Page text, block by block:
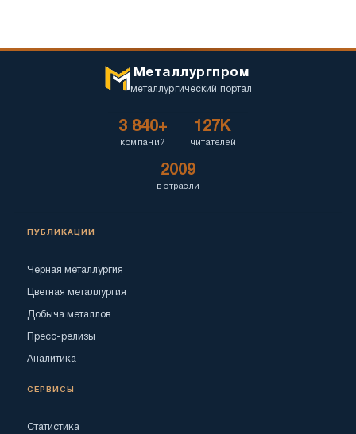
Металлургпром
металлургический портал
3 840+
компаний
127K
читателей
2009
в отрасли
ПУБЛИКАЦИИ
Черная металлургия
Цветная металлургия
Добыча металлов
Пресс-релизы
Аналитика
СЕРВИСЫ
Статистика